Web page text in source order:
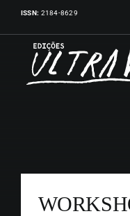
Skip
content
ISSN: 2184-8629
ARTISTAS